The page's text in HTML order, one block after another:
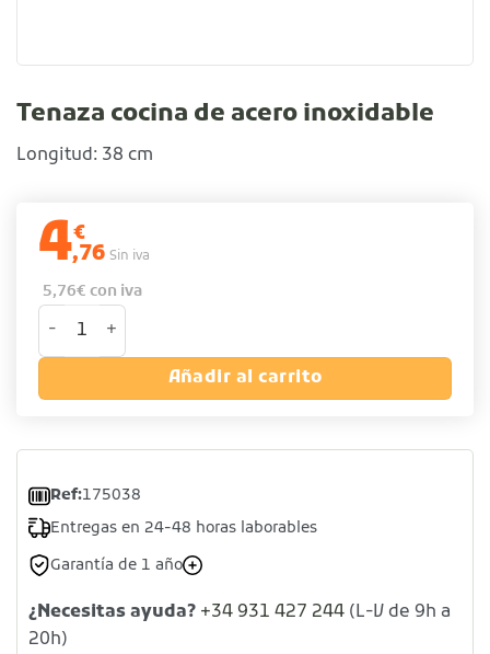
Tenaza cocina de acero inoxidable
Longitud: 38 cm
4€
,76 Sin iva
5,76€ con iva
Tenaza cocina de acero inoxidable cantidad
Añadir al carrito
Ref:175038
Entregas en 24-48 horas laborables
Garantía de 1 año
¿Necesitas ayuda? +34 931 427 244 (L-V de 9h a
20h)